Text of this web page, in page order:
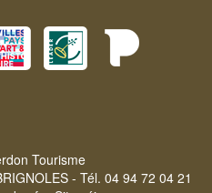
Tourisme
- Tél. 04 94 72 04 21